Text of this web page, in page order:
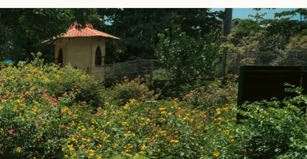
mesure?
on écrivait la vôtre ?